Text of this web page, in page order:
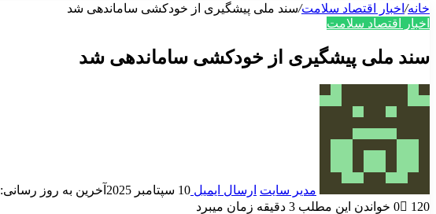
خانه/ اخبار اقتصاد سلامت/سند ملی پیشگیری از خودکشی ساماندهی شد
اخبار اقتصاد سلامت
سند ملی پیشگیری از خودکشی ساماندهی شد
مدیر سایت ارسال ایمیل 10 سپتامبر 2025
آخرین به روز رسانی: 10 سپتامبر 2025
0
120
خواندن این مطلب 3 دقیقه زمان میبرد